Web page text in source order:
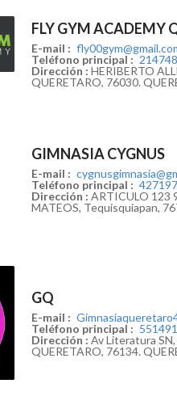
FLY GYM ACADEMY
E-mail :
Teléfono principal :
Dirección : HERIBERTO
QUERETARO, 76030.
GIMNASIA CYGNUS
E-mail :
Teléfono principal :
Dirección : ARTICULO 123
MATEOS, Tequisquiapan,
GQ
E-mail :
Teléfono principal :
Dirección : Av Literatura
QUERETARO, 76134.